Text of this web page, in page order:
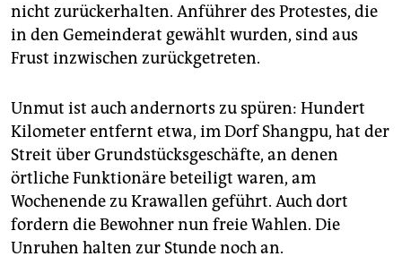
nicht zurückerhalten. Anführer des Protestes, die
in den Gemeinderat gewählt wurden, sind aus
Frust inzwischen zurückgetreten.
Unmut ist auch andernorts zu spüren: Hundert
Kilometer entfernt etwa, im Dorf Shangpu, hat der
Streit über Grundstücksgeschäfte, an denen
örtliche Funktionäre beteiligt waren, am
Wochenende zu Krawallen geführt. Auch dort
fordern die Bewohner nun freie Wahlen. Die
Unruhen halten zur Stunde noch an.